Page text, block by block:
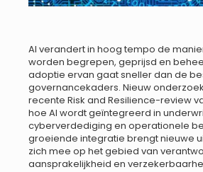
AI verandert in hoog tempo de
worden begrepen, geprijsd en
adoptie ervan gaat sneller dan de
governancekaders. Nieuw
recente Risk and Resilience-review
hoe AI wordt geïntegreerd in
cyberverdediging en operationele
groeiende integratie brengt nieuwe
zich mee op het gebied van
aansprakelijkheid en